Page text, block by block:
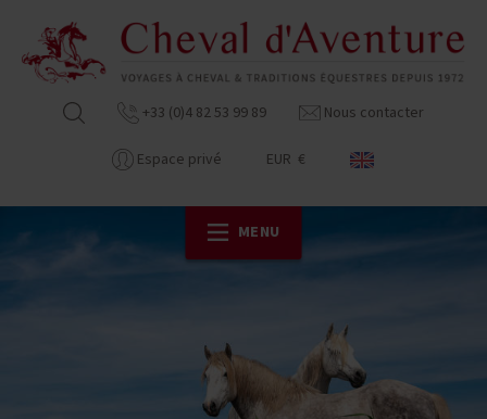
+33 (0)4 82 53 99 89 Nous contacter
Espace privé EUR €
MENU